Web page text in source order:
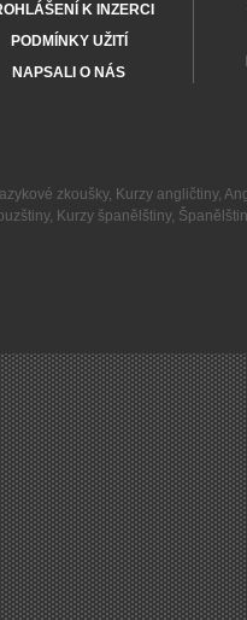
K INZERCI
PODMÍNKY UŽITÍ
NAPSALI O NÁS
zkoušky, Kurzy angličtiny,
, Kurzy španělštiny,